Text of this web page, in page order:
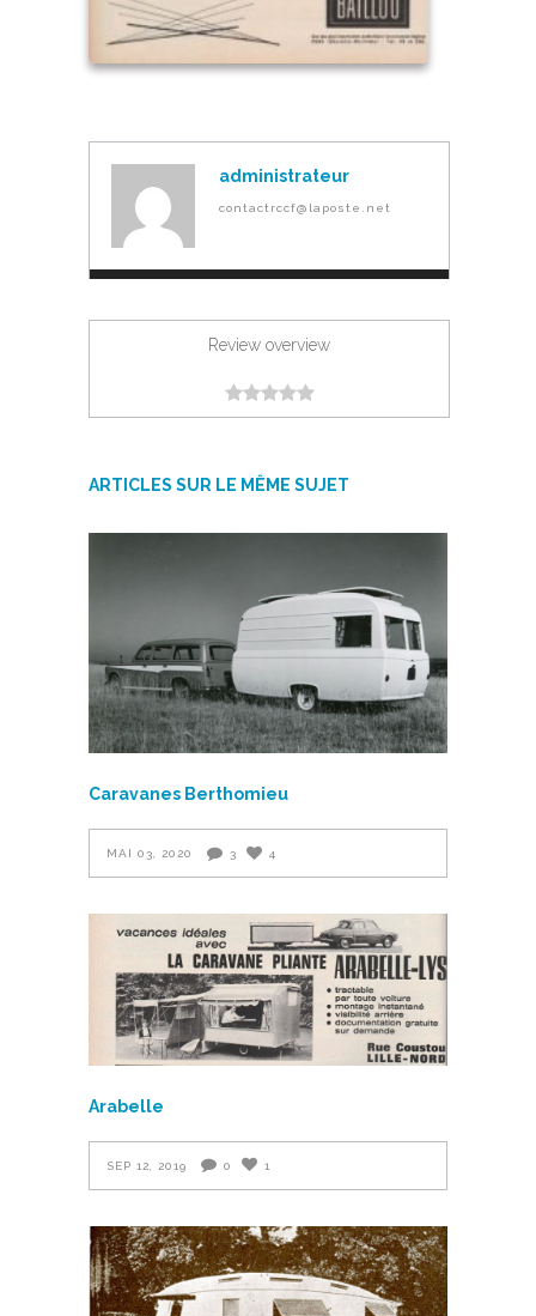
administrateur
contactrccf@laposte.net
Review overview
ARTICLES SUR LE MÊME SUJET
Caravanes Berthomieu
MAI 03, 2020 3 4
Arabelle
SEP 12, 2019 0 1